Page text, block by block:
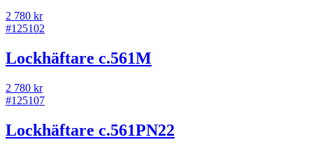
2 780 kr
#125102
Lockhäftare c.561M
2 780 kr
#125107
Lockhäftare c.561PN22